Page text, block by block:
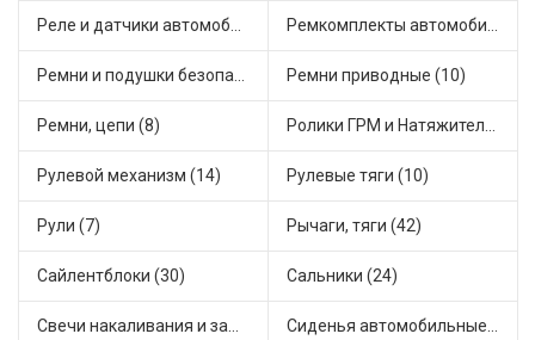
Реле и датчики автомобильные (82) Ремкомплекты автомобильные (81)
Ремни и подушки безопасности (9) Ремни приводные (10)
Ремни, цепи (8) Ролики ГРМ и Натяжители (17)
Рулевой механизм (14) Рулевые тяги (10)
Рули (7) Рычаги, тяги (42)
Сайлентблоки (30) Сальники (24)
Свечи накаливания и зажигания (31) Сиденья автомобильные (1)